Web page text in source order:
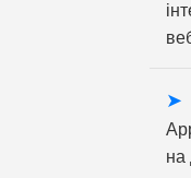
на